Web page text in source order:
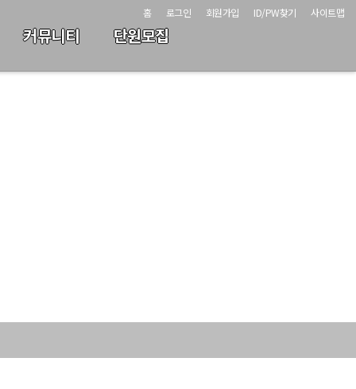
커뮤니티 단원모집
홈 로그인 회원가입 ID/PW찾기 사이트맵